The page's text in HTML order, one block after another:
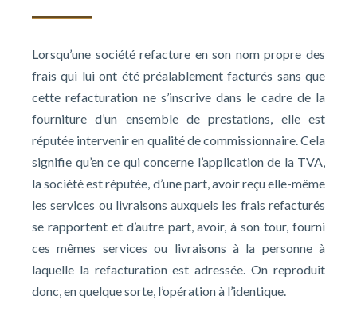
Lorsqu’une société refacture en son nom propre des
frais qui lui ont été préalablement facturés sans que
cette refacturation ne s’inscrive dans le cadre de la
fourniture d’un ensemble de prestations, elle est
réputée intervenir en qualité de commissionnaire. Cela
signifie qu’en ce qui concerne l’application de la TVA,
la société est réputée, d’une part, avoir reçu elle-même
les services ou livraisons auxquels les frais refacturés
se rapportent et d’autre part, avoir, à son tour, fourni
ces mêmes services ou livraisons à la personne à
laquelle la refacturation est adressée. On reproduit
donc, en quelque sorte, l’opération à l’identique.